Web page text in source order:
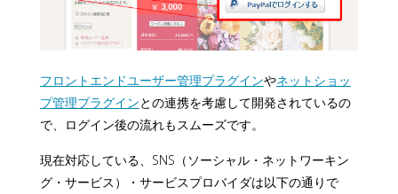
フロントエンドユーザー管理プラグインやネットショッ
プ管理プラグインとの連携を考慮して開発されているの
で、ログイン後の流れもスムーズです。
現在対応している、SNS（ソーシャル・ネットワーキン
グ・サービス）・サービスプロバイダは以下の通りで